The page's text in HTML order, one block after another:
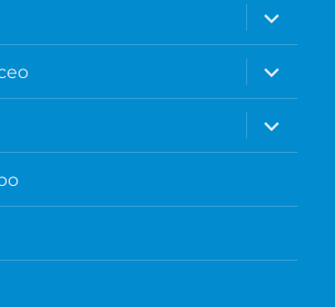
expande
el
menú
inferior
expande
el
menú
inferior
expande
el
menú